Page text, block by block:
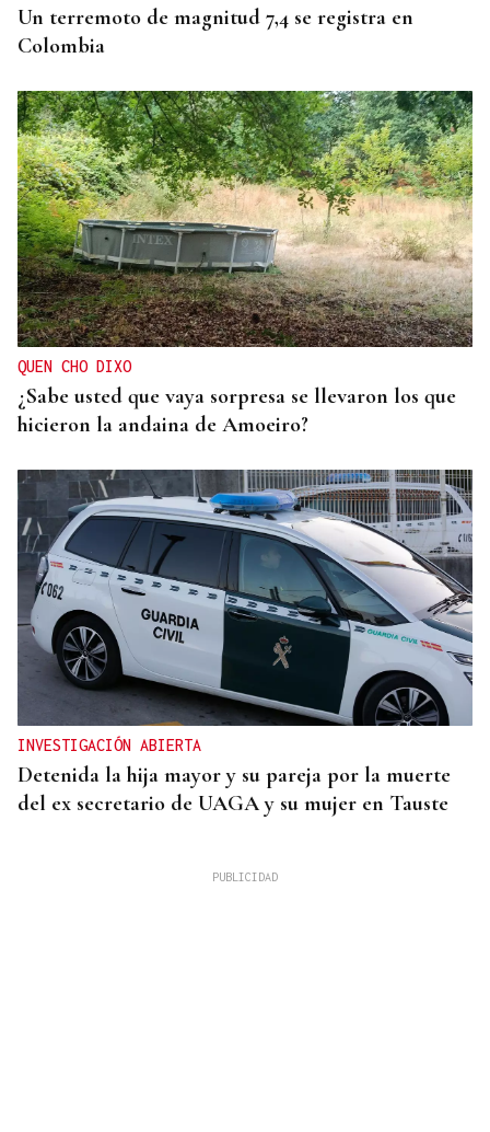
Un terremoto de magnitud 7,4 se registra en
Colombia
QUEN CHO DIXO
¿Sabe usted que vaya sorpresa se llevaron los que
hicieron la andaina de Amoeiro?
INVESTIGACIÓN ABIERTA
Detenida la hija mayor y su pareja por la muerte
del ex secretario de UAGA y su mujer en Tauste